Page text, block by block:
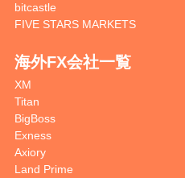
bitcastle
FIVE STARS MARKETS
海外FX会社一覧
XM
Titan
BigBoss
Exness
Axiory
Land Prime